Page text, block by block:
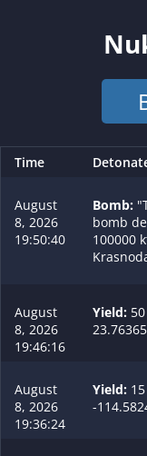
Time
August
8, 2026
19:50:40
Bomb:
bomb
100000
August
8, 2026
19:46:16
Yield:
August
8, 2026
19:36:24
Yield:
-